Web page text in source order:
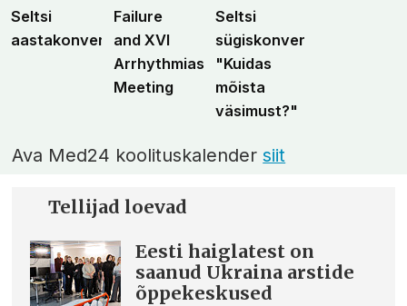
Seltsi
aastakonverents
Failure
and XVI
Arrhythmias
Meeting
Seltsi
sügiskonverents
"Kuidas
mõista
väsimust?"
Ava Med24 koolituskalendersiit
Tellijad loevad
Eesti haiglatest on
saanud Ukraina arstide
õppekeskused